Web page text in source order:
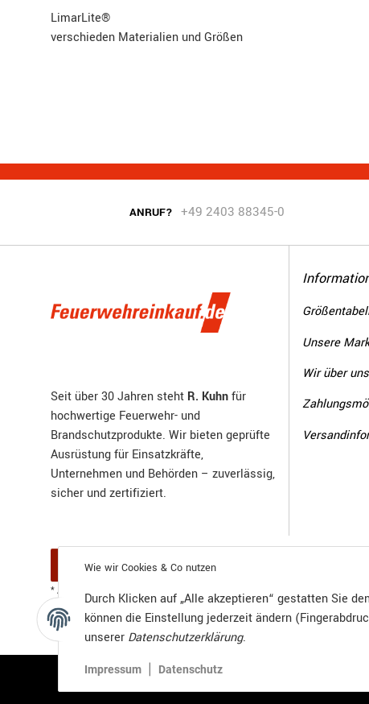
Wie wir Cookies & Co nutzen
Durch Klicken auf „Alle akzeptieren“ gestatten Sie
können die Einstellung jederzeit ändern
unserer Datenschutzerklärung.
Impressum Datenschutz
LimarLite®
verschieden Materialien und Größen
ANRUF? +49 2403 88345-0
Seit über 30 Jahren steht R. Kuhnfür
hochwertige Feuerwehr- und
Brandschutzprodukte. Wir bieten geprüfte
Ausrüstung für Einsatzkräfte,
Unternehmen und Behörden – zuverlässig,
sicher und zertifiziert.
Unsere
Wir über uns
Vertrag widerrufen
* Alle Preise inkl. gesetzlicher USt., zzgl.